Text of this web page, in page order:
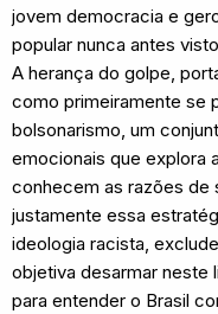
jovem democracia e
popular nunca antes
A herança do golpe,
como primeiramente se
bolsonarismo, um
emocionais que explora
conhecem as razões de
justamente essa
ideologia racista,
objetiva desarmar neste
para entender o Brasil